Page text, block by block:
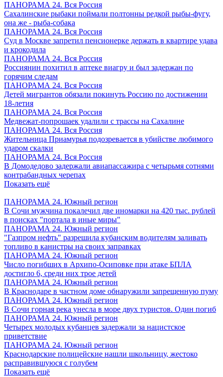
ПАНОРАМА 24. Вся Россия
Сахалинские рыбаки поймали полтонны редкой рыбы-фугу,
она же - рыба-собака
ПАНОРАМА 24. Вся Россия
Суд в Москве запретил пенсионерке держать в квартире удава
и крокодила
ПАНОРАМА 24. Вся Россия
Россиянин похитил в аптеке виагру и был задержан по
горячим следам
ПАНОРАМА 24. Вся Россия
Детей мигрантов обязали покинуть Россию по достижении
18-летия
ПАНОРАМА 24. Вся Россия
Медвежат-попрошаек удалили с трассы на Сахалине
ПАНОРАМА 24. Вся Россия
Жительница Приамурья подозревается в убийстве любимого
ударом скалки
ПАНОРАМА 24. Вся Россия
В Домодедово задержали авиапассажира с четырьмя сотнями
контрабандных черепах
Показать ещё
ПАНОРАМА 24. Южный регион
В Сочи мужчина покалечил две иномарки на 420 тыс. рублей
в поисках "портала в иные миры"
ПАНОРАМА 24. Южный регион
"Газпром нефть" разрешила кубанским водителям заливать
топливо в канистры на своих заправках
ПАНОРАМА 24. Южный регион
Число погибших в Архипо-Осиповке при атаке БПЛА
достигло 6, среди них трое детей
ПАНОРАМА 24. Южный регион
В Краснодаре в частном доме обнаружили запрещенную пуму
ПАНОРАМА 24. Южный регион
В Сочи горная река унесла в море двух туристов. Один погиб
ПАНОРАМА 24. Южный регион
Четырех молодых кубанцев задержали за нацистское
приветствие
ПАНОРАМА 24. Южный регион
Краснодарские полицейские нашли школьницу, жестоко
расправившуюся с голубем
Показать ещё